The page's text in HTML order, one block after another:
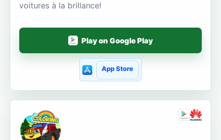
voitures à la brillance!
Play on Google Play
App Store